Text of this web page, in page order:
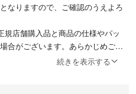
なりますので、ご確認のうえよろ
店舗購入品と商品の仕様やパッ
合がございます。あらかじめご了
続きを表示する